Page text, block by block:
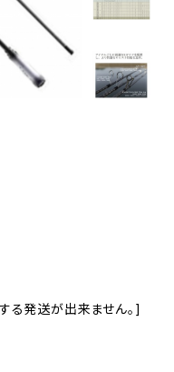
る発送が出来ません。]